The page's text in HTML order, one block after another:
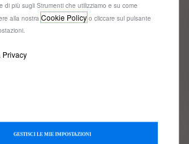
di più sugli Strumenti che utilizziamo e su come
alla nostraCookie Policyo cliccare sul pulsante
Privacy
GESTISCI LE MIE IMPOSTAZIONI